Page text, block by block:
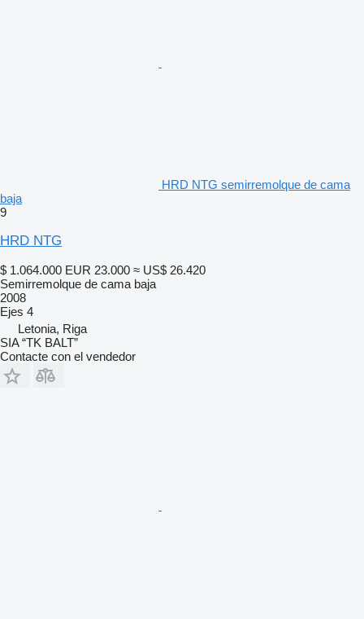
HRD NTG semirremolque de cama
baja
9
HRD NTG
$ 1.064.000 EUR 23.000 ≈ US$ 26.420
Semirremolque de cama baja
2008
Ejes 4
Letonia, Riga
SIA “TK BALT”
Contacte con el vendedor